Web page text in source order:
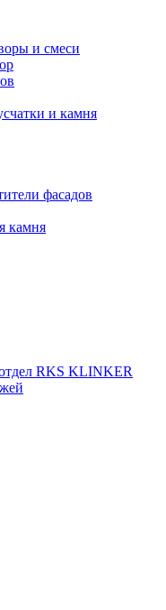
и смеси
и камня
фасадов
камня
RKS KLINKER